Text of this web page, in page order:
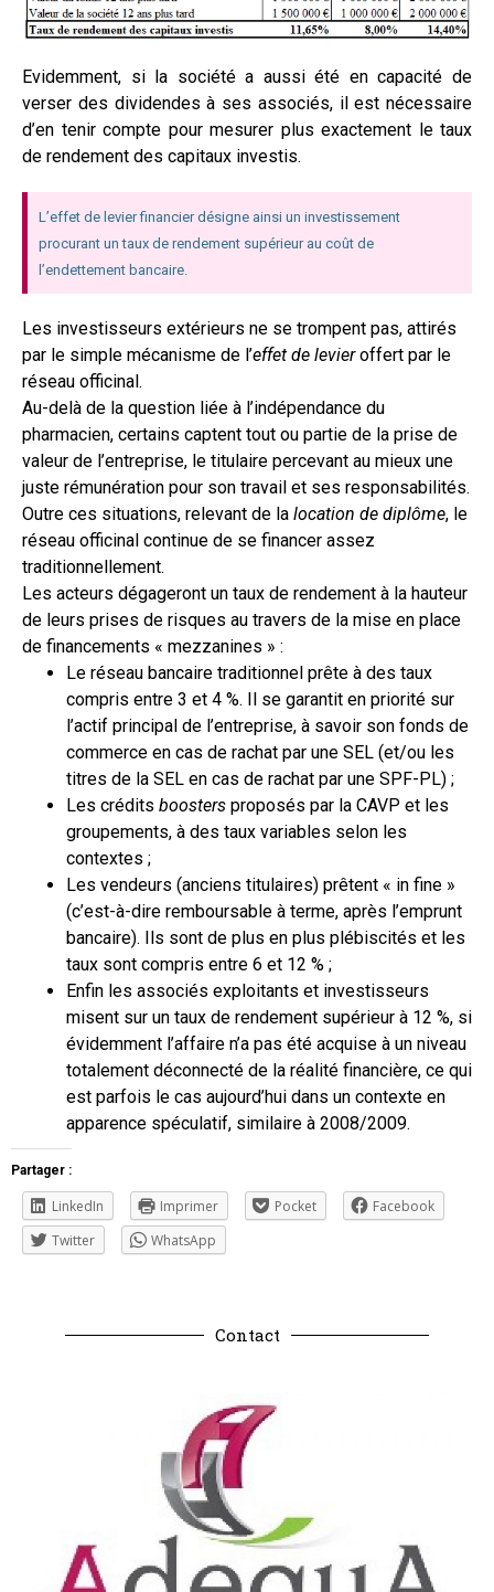
Evidemment, si la société a aussi été en capacité de
verser des dividendes à ses associés, il est nécessaire
d’en tenir compte pour mesurer plus exactement le taux
de rendement des capitaux investis.
L’effet de levier financier désigne ainsi un investissement
procurant un taux de rendement supérieur au coût de
l’endettement bancaire.
Les investisseurs extérieurs ne se trompent pas, attirés
par le simple mécanisme de l’effet de levieroffert par le
réseau officinal.
Au-delà de la question liée à l’indépendance du
pharmacien, certains captent tout ou partie de la prise de
valeur de l’entreprise, le titulaire percevant au mieux une
juste rémunération pour son travail et ses responsabilités.
Outre ces situations, relevant de la location de diplôme, le
réseau officinal continue de se financer assez
traditionnellement.
Les acteurs dégageront un taux de rendement à la hauteur
de leurs prises de risques au travers de la mise en place
de financements « mezzanines » :
Le réseau bancaire traditionnel prête à des taux
compris entre 3 et 4 %. Il se garantit en priorité sur
l’actif principal de l’entreprise, à savoir son fonds de
commerce en cas de rachat par une SEL (et/ou les
titres de la SEL en cas de rachat par une SPF-PL) ;
Les crédits boosters proposés par la CAVP et les
groupements, à des taux variables selon les
contextes ;
Les vendeurs (anciens titulaires) prêtent « in fine »
(c’est-à-dire remboursable à terme, après l’emprunt
bancaire). Ils sont de plus en plus plébiscités et les
taux sont compris entre 6 et 12 % ;
Enfin les associés exploitants et investisseurs
misent sur un taux de rendement supérieur à 12 %, si
évidemment l’affaire n’a pas été acquise à un niveau
totalement déconnecté de la réalité financière, ce qui
est parfois le cas aujourd’hui dans un contexte en
apparence spéculatif, similaire à 2008/2009.
Partager :
LinkedIn Imprimer Pocket
Facebook
Twitter
WhatsApp
Contact